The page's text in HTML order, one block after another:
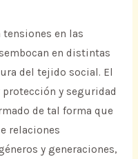
en las
en distintas
del tejido social. El
y seguridad
de tal forma que
relaciones
y generaciones,